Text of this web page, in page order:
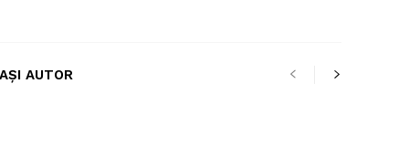
AUTOR